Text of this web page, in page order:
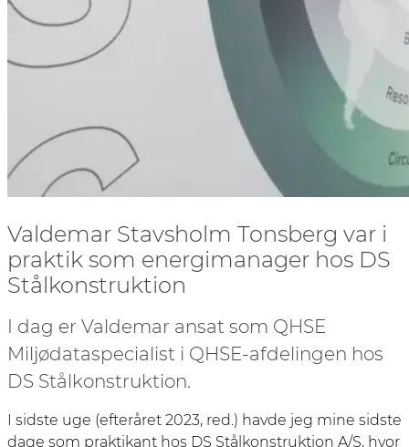
Valdemar Stavsholm Tonsberg var i
praktik som energimanager hos DS
Stålkonstruktion
I dag er Valdemar ansat som QHSE
Miljødataspecialist i QHSE-afdelingen hos
DS Stålkonstruktion.
I sidste uge (efteråret 2023, red.) havde jeg mine sidste
dage som praktikant hos DS Stålkonstruktion A/S, hvor